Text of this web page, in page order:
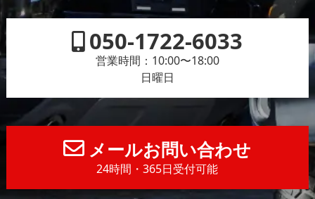
050-1722-6033
営業時間：10:00〜18:00
日曜日
メールお問い合わせ
24時間・365日受付可能